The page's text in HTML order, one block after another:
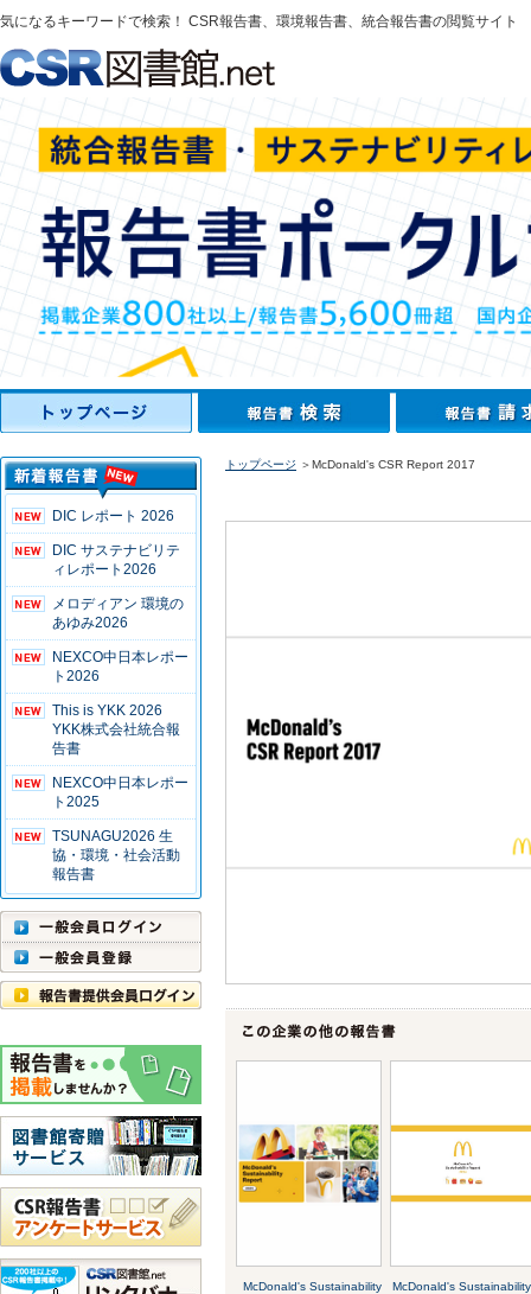
気になるキーワードで検索！ CSR報告書、環境報告書、統合報告書の閲覧サイト
DIC レポート 2026
DIC サステナビリテ
ィレポート2026
メロディアン 環境の
あゆみ2026
NEXCO中日本レポー
ト2026
This is YKK 2026
YKK株式会社統合報
告書
NEXCO中日本レポー
ト2025
TSUNAGU2026 生
協・環境・社会活動
報告書
トップページ ＞McDonald's CSR Report 2017
McDonald's Sustainability
McDonald's Sustainability